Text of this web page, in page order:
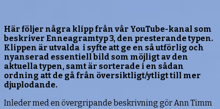
Här följer några klipp från vår YouTube-kanal som
beskriver Enneagramtyp 3, den presterande typen.
Klippen är utvalda i syfte att ge en så utförlig och
nyanserad essentiell bild som möjligt av den
aktuella typen, samt är sorterade i en sådan
ordning att de gå från översiktligt/ytligt till mer
djuplodande.
Inleder med en övergripande beskrivning gör Ann Timm